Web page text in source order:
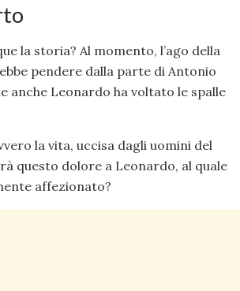
la storia? Al momento, l’ago della
pendere dalla parte di Antonio
anche Leonardo ha voltato le spalle
la vita, uccisa dagli uomini del
questo dolore a Leonardo, al quale
affezionato?